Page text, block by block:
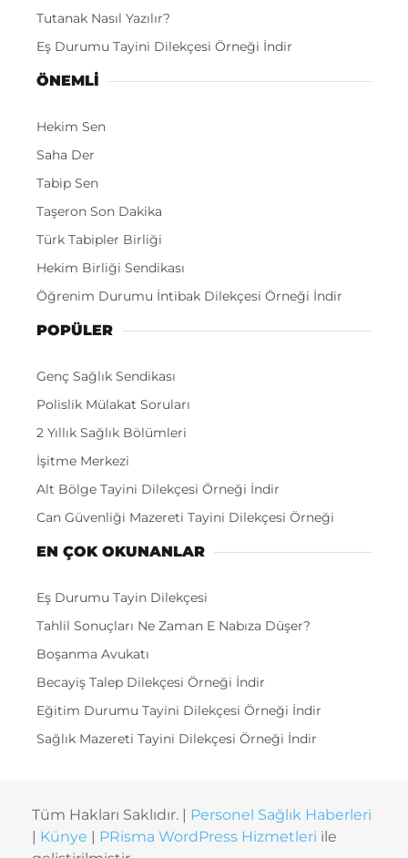
Tutanak Nasıl Yazılır?
Eş Durumu Tayini Dilekçesi Örneği İndir
ÖNEMLI
Hekim Sen
Saha Der
Tabip Sen
Taşeron Son Dakika
Türk Tabipler Birliği
Hekim Birliği Sendikası
Öğrenim Durumu İntibak Dilekçesi Örneği İndir
POPÜLER
Genç Sağlık Sendikası
Polislik Mülakat Soruları
2 Yıllık Sağlık Bölümleri
İşitme Merkezi
Alt Bölge Tayini Dilekçesi Örneği İndir
Can Güvenliği Mazereti Tayini Dilekçesi Örneği
EN ÇOK OKUNANLAR
Eş Durumu Tayin Dilekçesi
Tahlil Sonuçları Ne Zaman E Nabıza Düşer?
Boşanma Avukatı
Becayiş Talep Dilekçesi Örneği İndir
Eğitim Durumu Tayini Dilekçesi Örneği İndir
Sağlık Mazereti Tayini Dilekçesi Örneği İndir
Tüm Hakları Saklıdır. | Personel Sağlık Haberleri
Künye PRisma WordPress Hizmetleri ile